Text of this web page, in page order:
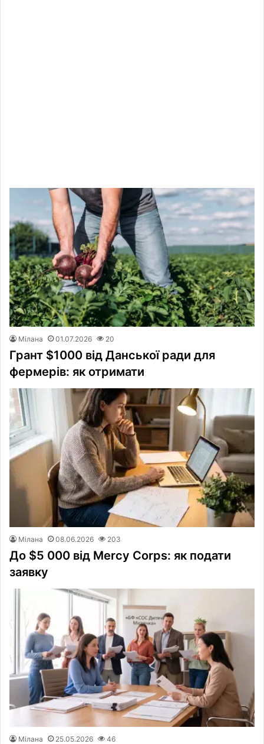
Мілана 01.07.2026 20
Грант $1000 від Данської ради для
фермерів: як отримати
Мілана 08.06.2026 203
До $5 000 від Mercy Corps: як подати
заявку
Мілана 25.05.2026 46